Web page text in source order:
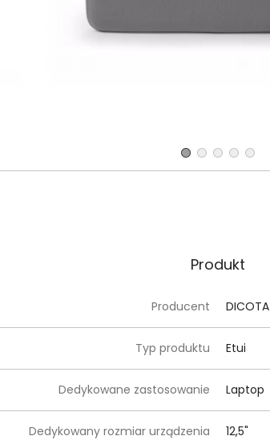
Produkt
Producent DICOTA
Typ produktu Etui
Dedykowane zastosowanie Laptop
Dedykowany rozmiar urządzenia 12,5"